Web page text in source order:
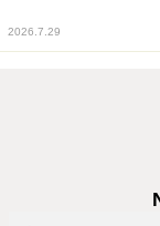
2026.7.29